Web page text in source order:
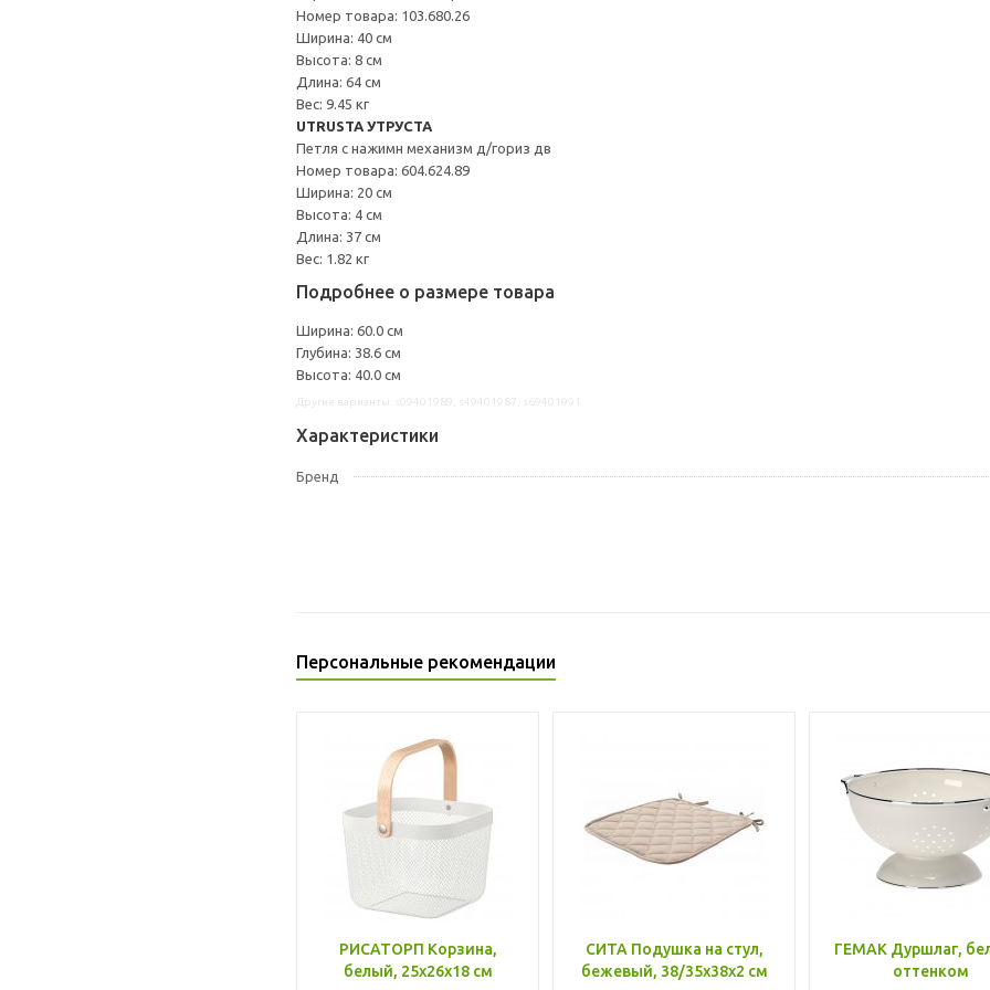
Номер товара: 103.680.26
Ширина: 40 см
Высота: 8 см
Длина: 64 см
Вес: 9.45 кг
UTRUSTA УТРУСТА
Петля с нажимн механизм д/гориз дв
Номер товара: 604.624.89
Ширина: 20 см
Высота: 4 см
Длина: 37 см
Вес: 1.82 кг
Подробнее о размере товара
Ширина: 60.0 см
Глубина: 38.6 см
Высота: 40.0 см
Характеристики
Бренд
Персональные рекомендации
РИСАТОРП Корзина,
белый, 25x26x18 см
СИТА Подушка на стул,
бежевый, 38/35x38x2 см
ГЕМАК Дуршлаг,
оттенком